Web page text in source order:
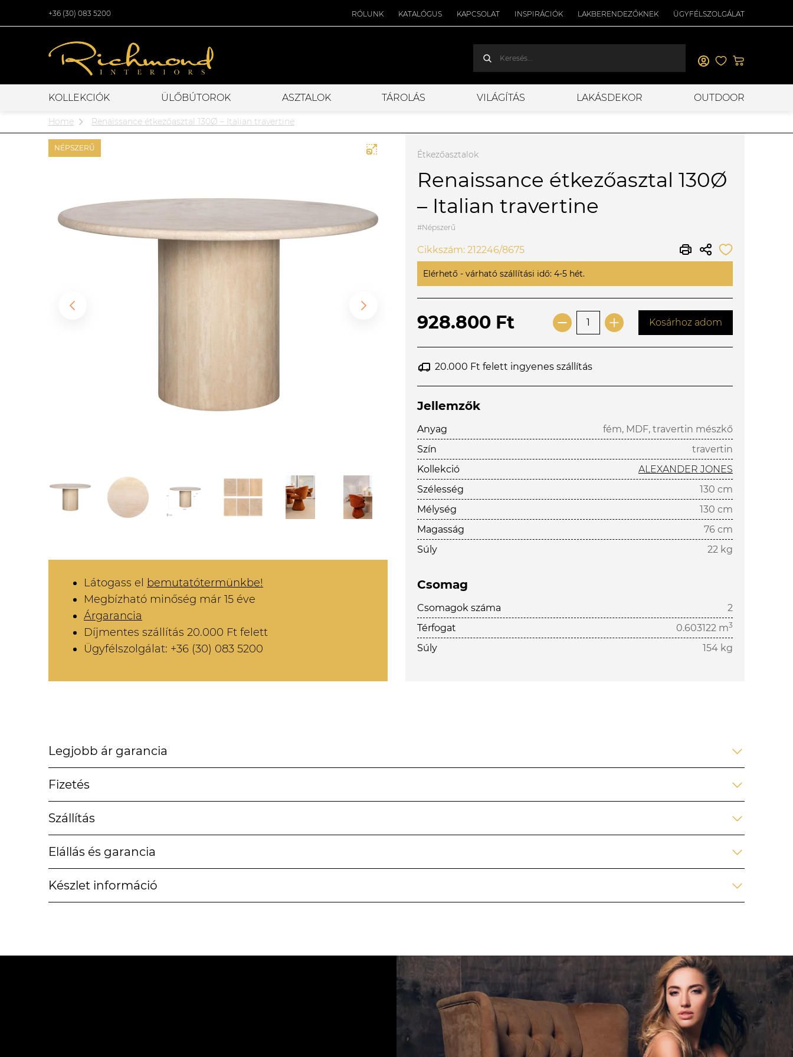
+36 (30) 083 5200 RÓLUNK KATALÓGUS KAPCSOLAT INSPIRÁCIÓK LAKBERENDEZŐKNEK ÜGYFÉLSZOLGÁLAT
KOLLEKCIÓK ÜLŐBÚTOROK ASZTALOK TÁROLÁS VILÁGÍTÁS LAKÁSDEKOR OUTDOOR
Home Renaissance étkezőasztal 130Ø – Italian travertine
NÉPSZERŰ
Látogass el bemutatótermünkbe!
Megbízható minőség már 15 éve
Árgarancia
Díjmentes szállítás 20.000 Ft felett
Ügyfélszolgálat: +36 (30) 083 5200
Étkezőasztalok
Renaissance étkezőasztal 130Ø
– Italian travertine
#Népszerű
Cikkszám: 212246/8675
Elérhető - várható szállítási idő: 4-5 hét.
928.800 Ft Kosárhoz adom
20.000 Ft felett ingyenes szállítás
Jellemzők
Anyag
fém, MDF, travertin mészkő
Szín
travertin
Kollekció
ALEXANDER JONES
Szélesség
130 cm
Mélység
130 cm
Magasság
76 cm
Súly
22 kg
Csomag
Csomagok száma
2
Térfogat
0.603122 m3
Súly 154 kg
Legjobb ár garancia
Fizetés
Szállítás
Elállás és garancia
Készlet információ